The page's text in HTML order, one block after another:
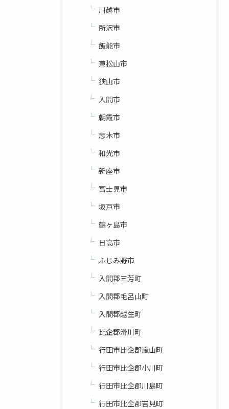
川越市
所沢市
飯能市
東松山市
狭山市
入間市
朝霞市
志木市
和光市
新座市
富士見市
坂戸市
鶴ヶ島市
日高市
ふじみ野市
入間郡三芳町
入間郡毛呂山町
入間郡越生町
比企郡滑川町
行田市比企郡嵐山町
行田市比企郡小川町
行田市比企郡川島町
行田市比企郡吉見町